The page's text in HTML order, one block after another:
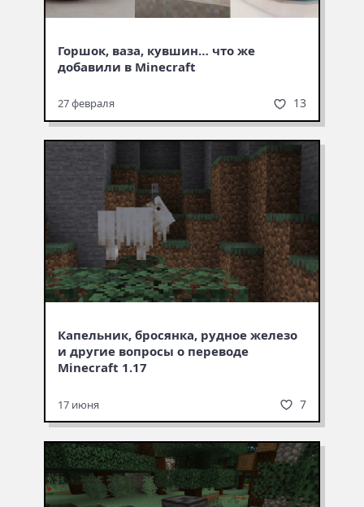
Горшок, ваза, кувшин… что же
добавили в Minecraft
27 февраля 13
Капельник, бросянка, рудное железо
и другие вопросы о переводе
Minecraft 1.17
17 июня 7